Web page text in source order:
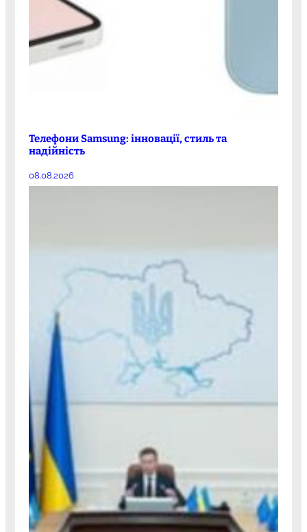
Телефони Samsung: інновації, стиль та
надійність
08.08.2026